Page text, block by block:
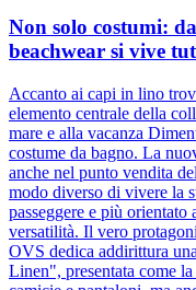
Non solo costumi:
beachwear si vive
Accanto ai capi in lino
elemento centrale della
mare e alla vacanza
costume da bagno. La
anche nel punto vendita
modo diverso di vivere la
passeggere e più
versatilità. Il vero
OVS dedica addirittura
Linen", presentata come